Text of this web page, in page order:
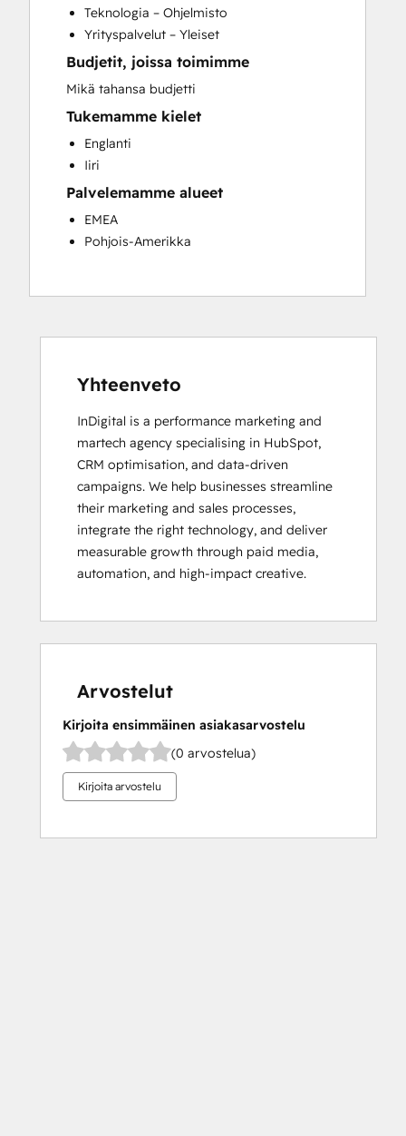
Teknologia – Ohjelmisto
Yrityspalvelut – Yleiset
Budjetit, joissa toimimme
Mikä tahansa budjetti
Tukemamme kielet
Englanti
Iiri
Palvelemamme alueet
EMEA
Pohjois-Amerikka
Yhteenveto
InDigital is a performance marketing and
martech agency specialising in HubSpot,
CRM optimisation, and data-driven
campaigns. We help businesses streamline
their marketing and sales processes,
integrate the right technology, and deliver
measurable growth through paid media,
automation, and high-impact creative.
Arvostelut
Kirjoita ensimmäinen asiakasarvostelu
(0 arvostelua)
Kirjoita arvostelu